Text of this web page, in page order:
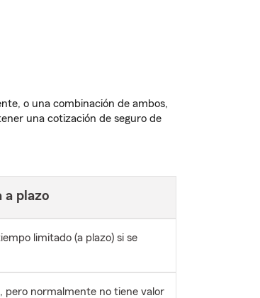
o una combinación de ambos,
una cotización de seguro de
a plazo
limitado (a plazo) si se
pero normalmente no tiene valor